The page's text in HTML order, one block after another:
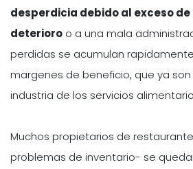
desperdicia debido al exceso
deterioro o a una mala
perdidas se acumulan
margenes de beneficio, que ya
industria de los servicios
Muchos propietarios de
problemas de inventario- se